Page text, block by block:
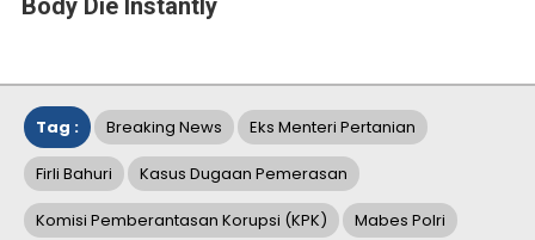
Tag : Breaking News Eks Menteri Pertanian
Firli Bahuri Kasus Dugaan Pemerasan
Komisi Pemberantasan Korupsi (KPK) Mabes Polri